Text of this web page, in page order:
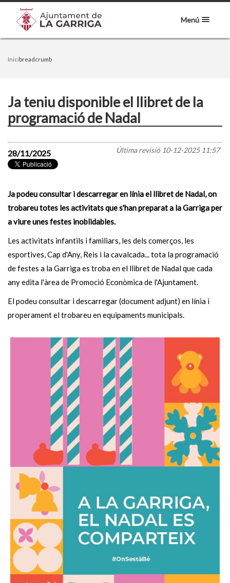
Menú
Inicibreadcrumb
Ja teniu disponible el llibret de la
programació de Nadal
Última revisió 10-12-2025 11:57
28/11/2025
Ja podeu consultar i descarregar en línia el llibret de Nadal, on
trobareu totes les activitats que s'han preparat a la Garriga per
a viure unes festes inoblidables.
Les activitats infantils i familiars, les dels comerços, les
esportives, Cap d'Any, Reis i la cavalcada... tota la programació
de festes a la Garriga es troba en el llibret de Nadal que cada
any edita l'àrea de Promoció Econòmica de l'Ajuntament.
El podeu consultar i descarregar (document adjunt) en línia i
properament el trobareu en equipaments municipals.